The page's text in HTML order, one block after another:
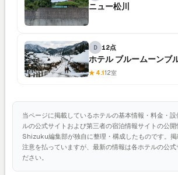
ニュー松川
D 12点
ホテル ブルームーンブ
★ 4.112室
当ページに掲載しているホテルの基本情報・料金・
ルの公式サイトおよび第三者の宿泊情報サイトの公開
Shizuku編集部が独自に整理・構成したものです。
注意を払っていますが、最新の情報は各ホテルの公式
ださい。